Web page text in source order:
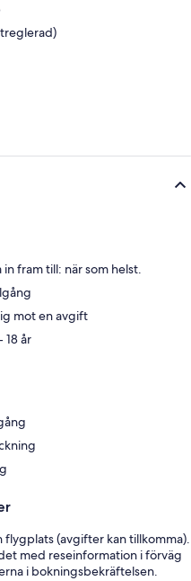
in fram till: när som helst.
mot en avgift
år
(avgifter kan tillkomma).
med reseinformation i förväg
i bokningsbekräftelsen.